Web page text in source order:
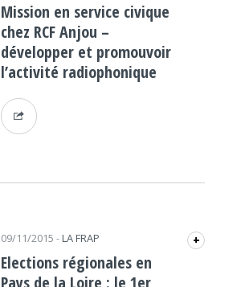
Mission en service civique
chez RCF Anjou –
développer et promouvoir
l’activité radiophonique
09/11/2015- LA FRAP +
Elections régionales en
Pays de la Loire : le 1er